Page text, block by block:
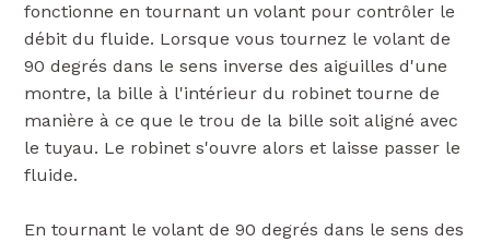
fonctionne en tournant un volant pour contrôler le
débit du fluide. Lorsque vous tournez le volant de
90 degrés dans le sens inverse des aiguilles d'une
montre, la bille à l'intérieur du robinet tourne de
manière à ce que le trou de la bille soit aligné avec
le tuyau. Le robinet s'ouvre alors et laisse passer le
fluide.
En tournant le volant de 90 degrés dans le sens des